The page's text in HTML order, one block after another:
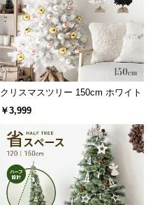
クリスマスツリー 150cm ホワイト
￥3,999